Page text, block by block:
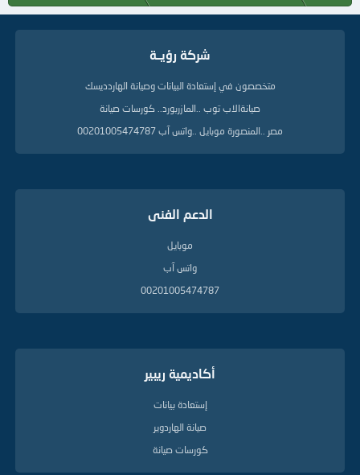
ا
شركة رؤيــة
متخصصون في إستعادة البيانات وصيانة الهاردديسك
صيانةالاب توب ..المازربورد.. كورسات صيانة
مصر ..المنصورة موبايل ..واتس آب 00201005474787
الدعم الفنى
موبايل
واتس آب
00201005474787
أكاديمية ريبير
إستعادة بيانات
صيانة الهاردوير
كورسات صيانة